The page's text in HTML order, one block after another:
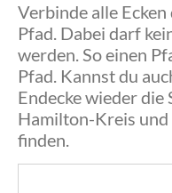
Verbinde alle
Pfad. Dabei darf
werden. So einen
Pfad. Kannst du
Endecke wieder die
Hamilton-Kreis und
finden.